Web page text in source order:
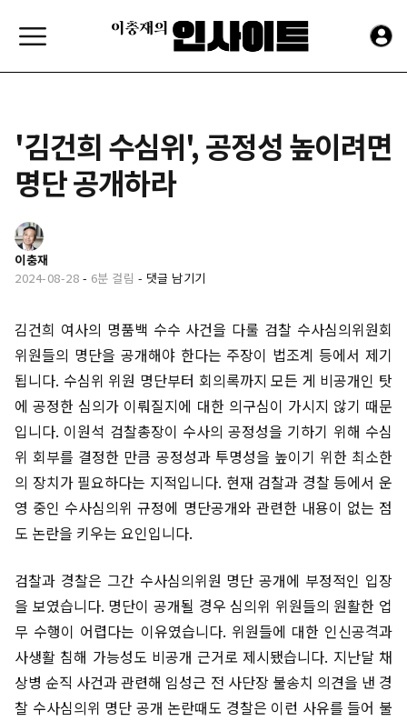
'김건희 수심위', 공정성 높이려면
명단 공개하라
이충재
2024-08-28 - 6분 걸림 - 댓글 남기기
김건희 여사의 명품백 수수 사건을 다룰 검찰 수사심의위원회
위원들의 명단을 공개해야 한다는 주장이 법조계 등에서 제기
됩니다. 수심위 위원 명단부터 회의록까지 모든 게 비공개인 탓
에 공정한 심의가 이뤄질지에 대한 의구심이 가시지 않기 때문
입니다. 이원석 검찰총장이 수사의 공정성을 기하기 위해 수심
위 회부를 결정한 만큼 공정성과 투명성을 높이기 위한 최소한
의 장치가 필요하다는 지적입니다. 현재 검찰과 경찰 등에서 운
영 중인 수사심의위 규정에 명단공개와 관련한 내용이 없는 점
도 논란을 키우는 요인입니다.
검찰과 경찰은 그간 수사심의위원 명단 공개에 부정적인 입장
을 보였습니다. 명단이 공개될 경우 심의위 위원들의 원활한 업
무 수행이 어렵다는 이유였습니다. 위원들에 대한 인신공격과
사생활 침해 가능성도 비공개 근거로 제시됐습니다. 지난달 채
상병 순직 사건과 관련해 임성근 전 사단장 불송치 의견을 낸 경
찰 수사심의위 명단 공개 논란때도 경찰은 이런 사유를 들어 불